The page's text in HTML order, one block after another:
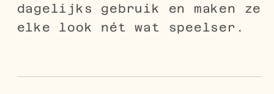
dagelijks gebruik en maken ze
elke look nét wat speelser.